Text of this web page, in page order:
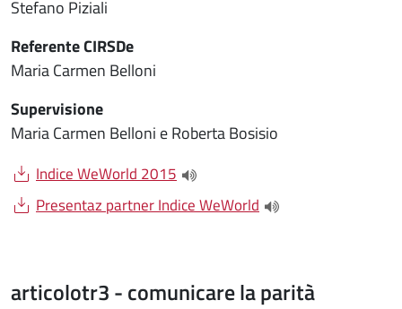
Stefano Piziali
Referente CIRSDe
Maria Carmen Belloni
Supervisione
Maria Carmen Belloni e Roberta Bosisio
Document
Indice WeWorld 2015
(apre una nuova finestra)
Document
Presentaz partner Indice WeWorld
articolotr3 - comunicare la parità